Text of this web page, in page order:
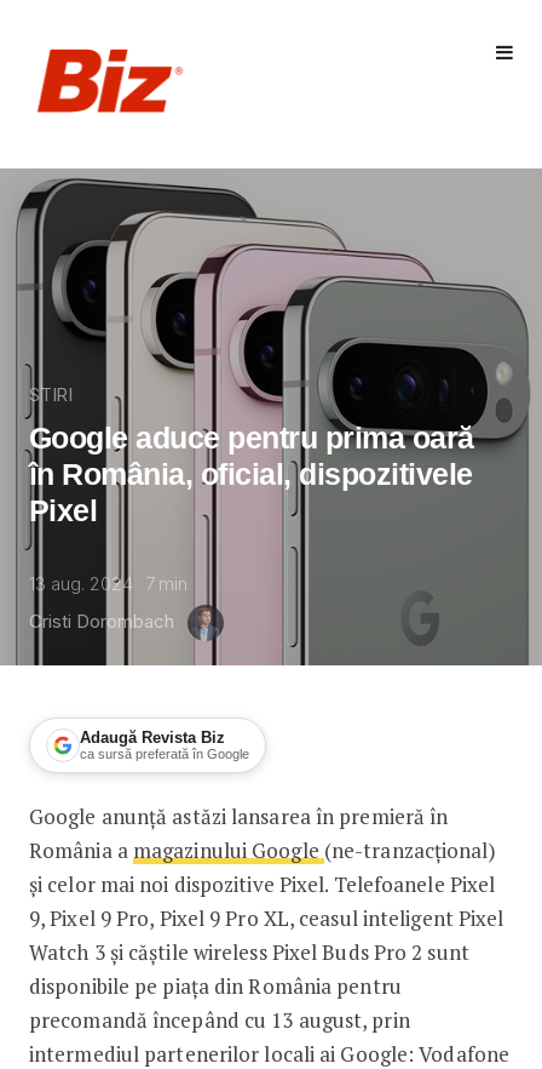
STIRI
Google aduce pentru prima oară
în România, oficial, dispozitivele
Pixel
13 aug. 2024 7 min
Cristi Dorombach
Adaugă Revista Biz
ca sursă preferată în Google
Google aduce pentru prima oară în
Google anunță astăzi lansarea în premieră în
România a magazinului Google (ne-tranzacțional)
și celor mai noi dispozitive Pixel. Telefoanele Pixel
9, Pixel 9 Pro, Pixel 9 Pro XL, ceasul inteligent Pixel
Watch 3 și căștile wireless Pixel Buds Pro 2 sunt
disponibile pe piața din România pentru
precomandă începând cu 13 august, prin
intermediul partenerilor locali ai Google: Vodafone